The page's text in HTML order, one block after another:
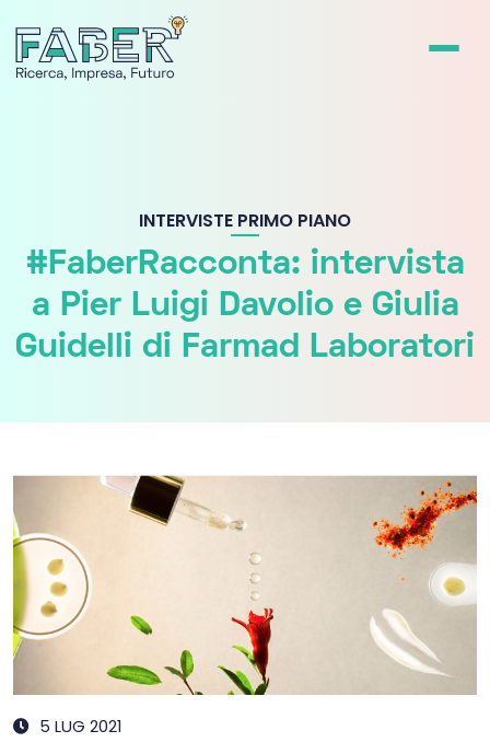
INTERVISTE PRIMO PIANO
#FaberRacconta: intervista
a Pier Luigi Davolio e Giulia
Guidelli di Farmad Laboratori
5 LUG 2021